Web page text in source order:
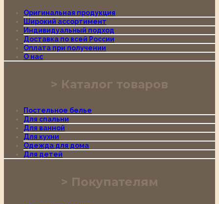
Оригинальная продукция
Широкий ассортимент
Индивидуальный подход
Доставка по всей России
Оплата при получении
О нас
Каталог товаров
Постельное белье
Для спальни
Для ванной
Для кухни
Одежда для дома
Для детей
Покупателям